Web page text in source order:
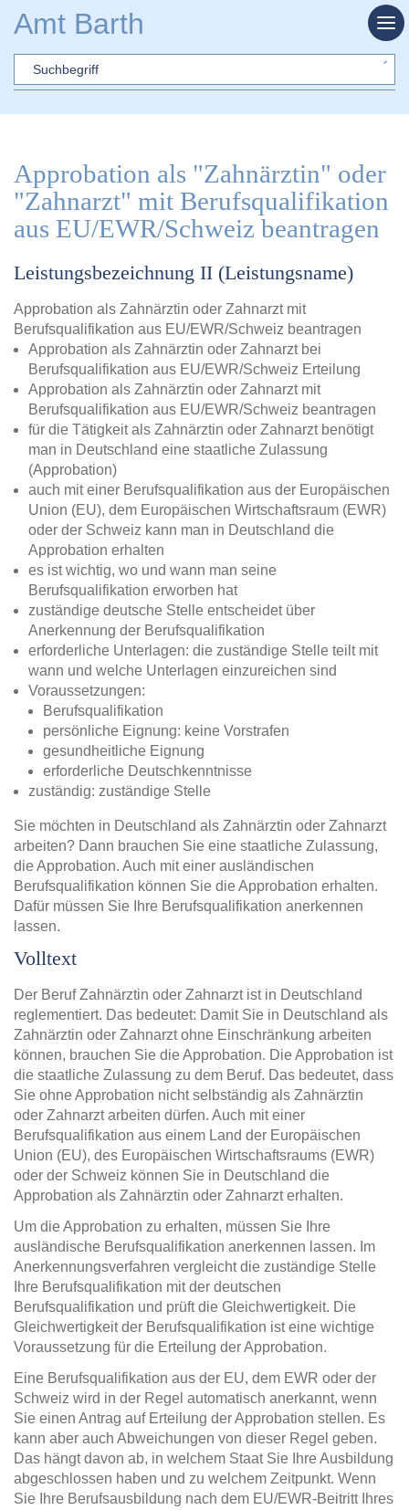
Amt Barth
Sword
Approbation als "Zahnärztin" oder
"Zahnarzt" mit Berufsqualifikation
aus EU/EWR/Schweiz beantragen
Leistungsbezeichnung II (Leistungsname)
Approbation als Zahnärztin oder Zahnarzt mit
Berufsqualifikation aus EU/EWR/Schweiz beantragen
Approbation als Zahnärztin oder Zahnarzt bei
Berufsqualifikation aus EU/EWR/Schweiz Erteilung
Approbation als Zahnärztin oder Zahnarzt mit
Berufsqualifikation aus EU/EWR/Schweiz beantragen
für die Tätigkeit als Zahnärztin oder Zahnarzt benötigt
man in Deutschland eine staatliche Zulassung
(Approbation)
auch mit einer Berufsqualifikation aus der Europäischen
Union (EU), dem Europäischen Wirtschaftsraum (EWR)
oder der Schweiz kann man in Deutschland die
Approbation erhalten
es ist wichtig, wo und wann man seine
Berufsqualifikation erworben hat
zuständige deutsche Stelle entscheidet über
Anerkennung der Berufsqualifikation
erforderliche Unterlagen: die zuständige Stelle teilt mit
wann und welche Unterlagen einzureichen sind
Voraussetzungen:
Berufsqualifikation
persönliche Eignung: keine Vorstrafen
gesundheitliche Eignung
erforderliche Deutschkenntnisse
zuständig: zuständige Stelle
Sie möchten in Deutschland als Zahnärztin oder Zahnarzt
arbeiten? Dann brauchen Sie eine staatliche Zulassung,
die Approbation. Auch mit einer ausländischen
Berufsqualifikation können Sie die Approbation erhalten.
Dafür müssen Sie Ihre Berufsqualifikation anerkennen
lassen.
Volltext
Der Beruf Zahnärztin oder Zahnarzt ist in Deutschland
reglementiert. Das bedeutet: Damit Sie in Deutschland als
Zahnärztin oder Zahnarzt ohne Einschränkung arbeiten
können, brauchen Sie die Approbation. Die Approbation ist
die staatliche Zulassung zu dem Beruf. Das bedeutet, dass
Sie ohne Approbation nicht selbständig als Zahnärztin
oder Zahnarzt arbeiten dürfen. Auch mit einer
Berufsqualifikation aus einem Land der Europäischen
Union (EU), des Europäischen Wirtschaftsraums (EWR)
oder der Schweiz können Sie in Deutschland die
Approbation als Zahnärztin oder Zahnarzt erhalten.
Um die Approbation zu erhalten, müssen Sie Ihre
ausländische Berufsqualifikation anerkennen lassen. Im
Anerkennungsverfahren vergleicht die zuständige Stelle
Ihre Berufsqualifikation mit der deutschen
Berufsqualifikation und prüft die Gleichwertigkeit. Die
Gleichwertigkeit der Berufsqualifikation ist eine wichtige
Voraussetzung für die Erteilung der Approbation.
Eine Berufsqualifikation aus der EU, dem EWR oder der
Schweiz wird in der Regel automatisch anerkannt, wenn
Sie einen Antrag auf Erteilung der Approbation stellen. Es
kann aber auch Abweichungen von dieser Regel geben.
Das hängt davon ab, in welchem Staat Sie Ihre Ausbildung
abgeschlossen haben und zu welchem Zeitpunkt. Wenn
Sie Ihre Berufsausbildung nach dem EU/EWR-Beitritt Ihres